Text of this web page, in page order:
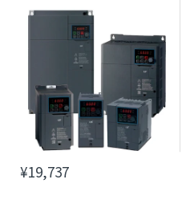
¥19,737